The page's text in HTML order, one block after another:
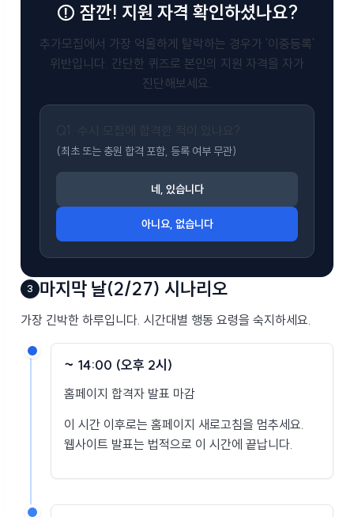
⚠️ 잠깐! 지원 자격 확인하셨나요?
추가모집에서 가장 억울하게 탈락하는 경우가 '이중등록'
위반입니다. 간단한 퀴즈로 본인의 지원 자격을 자가
진단해보세요.
Q1. 수시 모집에 합격한 적이 있나요?
(최초 또는 충원 합격 포함, 등록 여부 무관)
네, 있습니다
아니요, 없습니다
3 마지막 날(2/27) 시나리오
가장 긴박한 하루입니다. 시간대별 행동 요령을 숙지하세요.
~ 14:00 (오후 2시)
홈페이지 합격자 발표 마감
이 시간 이후로는 홈페이지 새로고침을 멈추세요.
웹사이트 발표는 법적으로 이 시간에 끝납니다.